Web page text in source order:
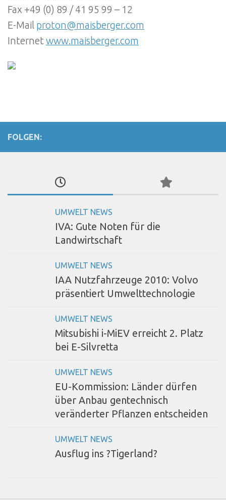
Fax +49 (0) 89 / 41 95 99 – 12
E-Mail proton@maisberger.com
Internetwww.maisberger.com
FOLGEN:
UMWELT NEWS
IVA: Gute Noten für die
Landwirtschaft
UMWELT NEWS
IAA Nutzfahrzeuge 2010: Volvo
präsentiert Umwelttechnologie
UMWELT NEWS
Mitsubishi i-MiEV erreicht 2. Platz
bei E-Silvretta
UMWELT NEWS
EU-Kommission: Länder dürfen
über Anbau gentechnisch
veränderter Pflanzen entscheiden
UMWELT NEWS
Ausflug ins ?Tigerland?